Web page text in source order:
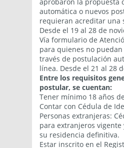
automática o nuevos
requieran acreditar una
Desde el 19 al 28 de
Vía formulario de
para quienes no
través de postulación
línea. Desde el 21 al 28
Entre los requisitos
postular, se cuentan:
Tener mínimo 18 años
Contar con Cédula de
Personas extranjeras:
para extranjeros
su residencia definitiva.
Estar inscrito en el